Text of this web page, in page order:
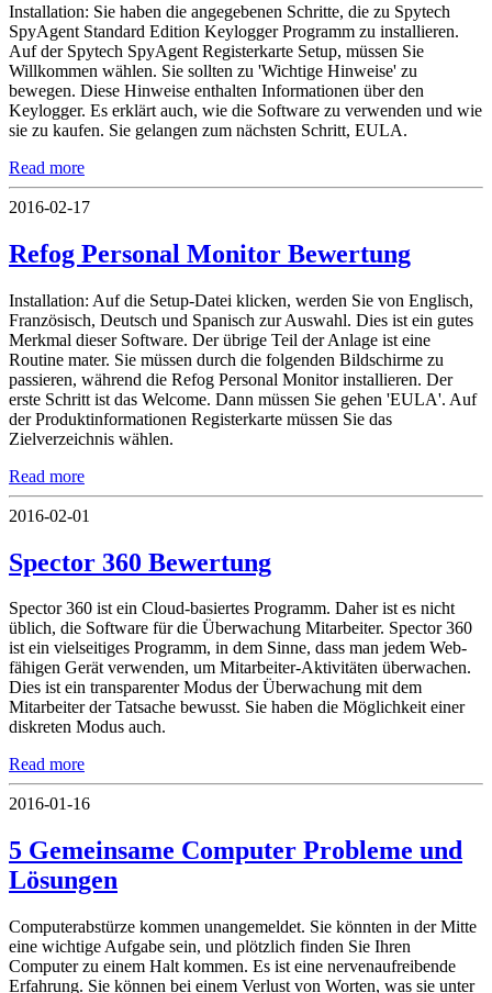
Installation: Sie haben die angegebenen Schritte, die zu Spytech
SpyAgent Standard Edition Keylogger Programm zu installieren.
Auf der Spytech SpyAgent Registerkarte Setup, müssen Sie
Willkommen wählen. Sie sollten zu 'Wichtige Hinweise' zu
bewegen. Diese Hinweise enthalten Informationen über den
Keylogger. Es erklärt auch, wie die Software zu verwenden und wie
sie zu kaufen. Sie gelangen zum nächsten Schritt, EULA.
Read more
2016-02-17
Refog Personal Monitor Bewertung
Installation: Auf die Setup-Datei klicken, werden Sie von Englisch,
Französisch, Deutsch und Spanisch zur Auswahl. Dies ist ein gutes
Merkmal dieser Software. Der übrige Teil der Anlage ist eine
Routine mater. Sie müssen durch die folgenden Bildschirme zu
passieren, während die Refog Personal Monitor installieren. Der
erste Schritt ist das Welcome. Dann müssen Sie gehen 'EULA'. Auf
der Produktinformationen Registerkarte müssen Sie das
Zielverzeichnis wählen.
Read more
2016-02-01
Spector 360 Bewertung
Spector 360 ist ein Cloud-basiertes Programm. Daher ist es nicht
üblich, die Software für die Überwachung Mitarbeiter. Spector 360
ist ein vielseitiges Programm, in dem Sinne, dass man jedem Web-
fähigen Gerät verwenden, um Mitarbeiter-Aktivitäten überwachen.
Dies ist ein transparenter Modus der Überwachung mit dem
Mitarbeiter der Tatsache bewusst. Sie haben die Möglichkeit einer
diskreten Modus auch.
Read more
2016-01-16
5 Gemeinsame Computer Probleme und
Lösungen
Computerabstürze kommen unangemeldet. Sie könnten in der Mitte
eine wichtige Aufgabe sein, und plötzlich finden Sie Ihren
Computer zu einem Halt kommen. Es ist eine nervenaufreibende
Erfahrung. Sie können bei einem Verlust von Worten, was sie unter